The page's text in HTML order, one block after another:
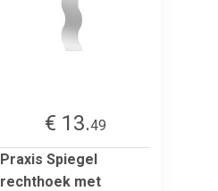
€ 13.49
Praxis Spiegel
rechthoek met